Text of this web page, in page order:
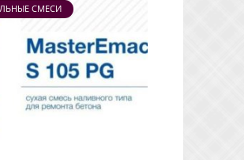
СМЕСИ